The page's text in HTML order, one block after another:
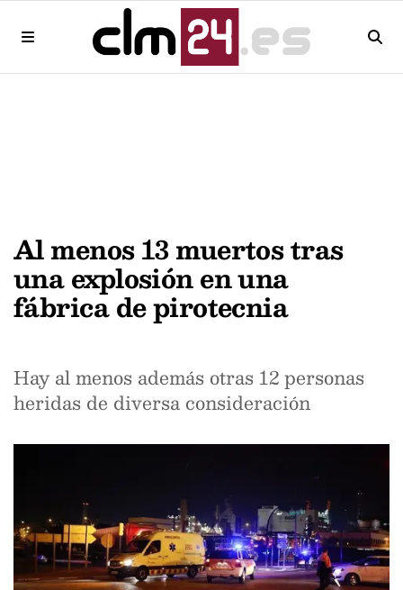
Al menos 13 muertos tras
una explosión en una
fábrica de pirotecnia
Hay al menos además otras 12 personas
heridas de diversa consideración